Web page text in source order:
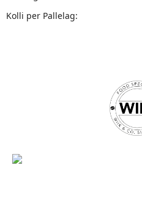
Kolli per Pallelag: